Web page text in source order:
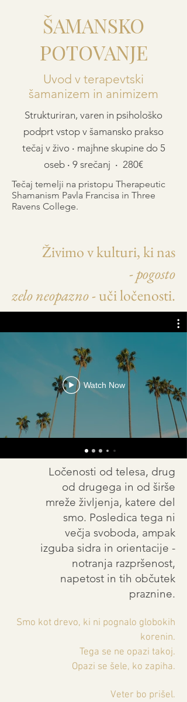
ŠAMANSKO
POTOVANJE
Uvod v terapevtski
šamanizem in animizem
Strukturiran, varen in psihološko
podprt vstop v šamansko prakso
tečaj v živo ‧ majhne skupine do 5
oseb ‧ 9 srečanj ‧ 280€
Tečaj temelji na pristopu Therapeutic
Shamanism Pavla Francisa in Three
Ravens College.
Živimo v kulturi, ki nas
-pogosto
zelo neopazno- uči ločenosti.
Watch Now
Ločenosti od telesa, drug
od drugega in od širše
mreže življenja, katere del
smo. Posledica tega ni
večja svoboda, ampak
izguba sidra in orientacije -
notranja razpršenost,
napetost in tih občutek
praznine.
Smo kot drevo, ki ni pognalo globokih
korenin.
Tega se ne opazi takoj.
Opazi se šele, ko zapiha.
Veter bo prišel.